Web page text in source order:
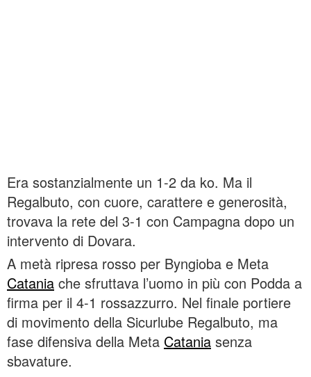
Era sostanzialmente un 1-2 da ko. Ma il
Regalbuto, con cuore, carattere e generosità,
trovava la rete del 3-1 con Campagna dopo un
intervento di Dovara.
A metà ripresa rosso per Byngioba e Meta
Catania che sfruttava l’uomo in più con Podda a
firma per il 4-1 rossazzurro. Nel finale portiere
di movimento della Sicurlube Regalbuto, ma
fase difensiva della Meta Catania senza
sbavature.